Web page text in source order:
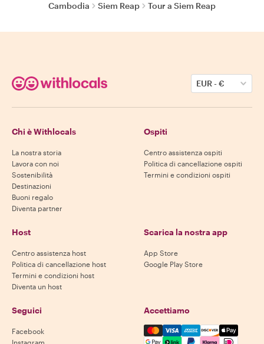
Cambodia Siem Reap Tour a Siem Reap
EUR-€
Chi è Withlocals
La nostra storia
Lavora con noi
Sostenibilità
Destinazioni
Buoni regalo
Diventa partner
Ospiti
Centro assistenza ospiti
Politica di cancellazione ospiti
Termini e condizioni ospiti
Host
Centro assistenza host
Politica di cancellazione host
Termini e condizioni host
Diventa un host
Scarica la nostra app
App Store
Google Play Store
Seguici
Facebook
Instagram
Accettiamo
Mastercard, Visa, Amex,